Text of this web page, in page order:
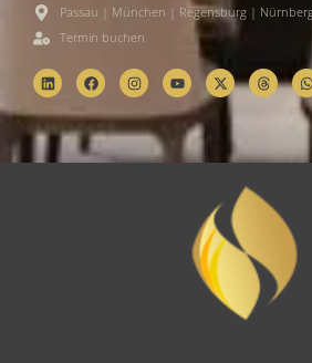
Passau | München | Regensburg |
Termin buchen